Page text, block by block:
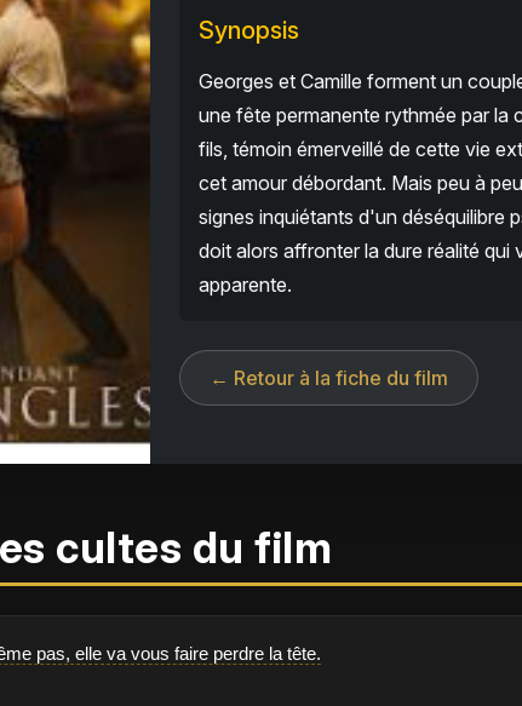
Synopsis
Georges et Camille forment un
une fête permanente rythmée par
fils, témoin émerveillé de cette vie
cet amour débordant. Mais peu à
signes inquiétants d'un déséquilibre
doit alors affronter la dure réalité qui
apparente.
← Retour à la fiche du film
cultes du film
pas, elle va vous faire perdre la tête.